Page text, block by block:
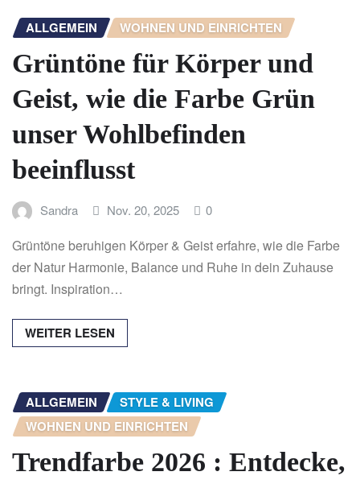
ALLGEMEIN WOHNEN UND EINRICHTEN
Grüntöne für Körper und
Geist, wie die Farbe Grün
unser Wohlbefinden
beeinflusst
Sandra Nov. 20, 2025 0
Grüntöne beruhigen Körper & Geist erfahre, wie die Farbe
der Natur Harmonie, Balance und Ruhe in dein Zuhause
bringt. Inspiration…
WEITER LESEN
ALLGEMEIN
STYLE & LIVING
WOHNEN UND EINRICHTEN
Trendfarbe 2026 : Entdecke,